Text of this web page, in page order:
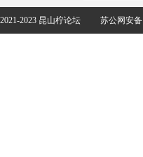
2021-2023 昆山柠论坛 苏公网安备